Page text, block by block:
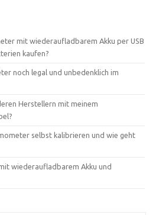
mit wiederaufladbarem Akku per USB
kaufen?
noch legal und unbedenklich im
Herstellern mit meinem
selbst kalibrieren und wie geht
wiederaufladbarem Akku und